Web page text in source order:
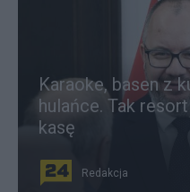
Karaoke, basen z
hulańce. Tak
kasę
Redakcja